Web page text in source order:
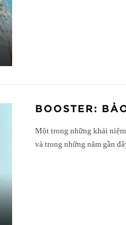
BOOSTER:
Một trong những khái
và trong những năm gần